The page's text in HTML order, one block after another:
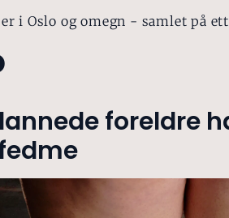
i Oslo og omegn - samlet på
foreldre